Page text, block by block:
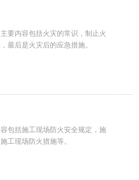
要内容包括火灾的常识，制止火
最后是火灾后的应急措施。
包括施工现场防火安全规定，施
工现场防火措施等。